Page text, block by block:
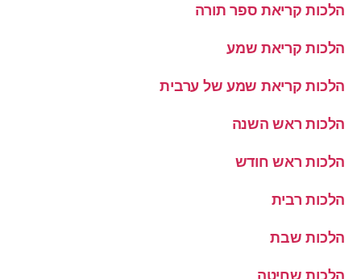
הלכות קריאת ספר תורה
הלכות קריאת שמע
הלכות קריאת שמע של ערבית
הלכות ראש השנה
הלכות ראש חודש
הלכות רבית
הלכות שבת
הלכות שחיטה